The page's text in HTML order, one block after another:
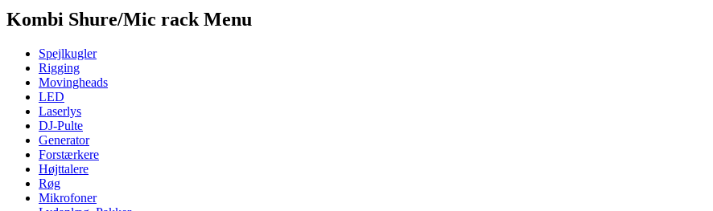
Kombi Shure/Mic rack Menu
Spejlkugler
Rigging
Movingheads
LED
Laserlys
DJ-Pulte
Generator
Forstærkere
Højttalere
Røg
Mikrofoner